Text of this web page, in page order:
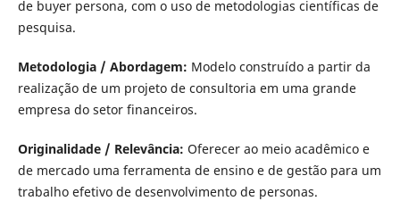
de buyer persona, com o uso de metodologias científicas de
pesquisa.
Metodologia / Abordagem: Modelo construído a partir da
realização de um projeto de consultoria em uma grande
empresa do setor financeiros.
Originalidade / Relevância: Oferecer ao meio acadêmico e
de mercado uma ferramenta de ensino e de gestão para um
trabalho efetivo de desenvolvimento de personas.